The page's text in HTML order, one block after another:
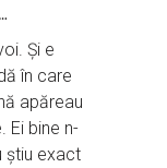
Și e
în care
apăreau
Ei bine n-
știu exact